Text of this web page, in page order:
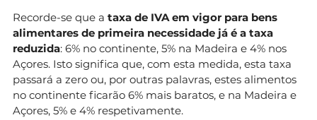
Recorde-se que a taxa de IVA em vigor para bens
alimentares de primeira necessidade já é a taxa
reduzida: 6% no continente, 5% na Madeira e 4% nos
Açores. Isto significa que, com esta medida, esta taxa
passará a zero ou, por outras palavras, estes alimentos
no continente ficarão 6% mais baratos, e na Madeira e
Açores, 5% e 4% respetivamente.